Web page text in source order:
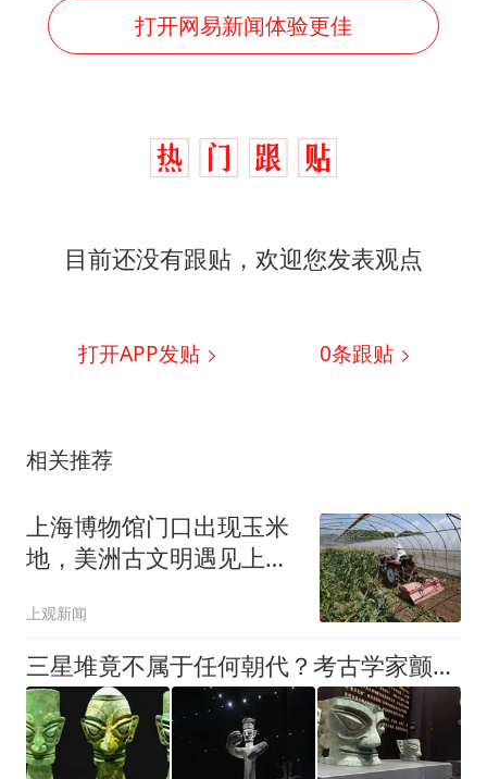
打开网易新闻体验更佳
目前还没有跟贴，欢迎您发表观点
打开APP发贴 0条跟贴
相关推荐
上海博物馆门口出现玉米
地，美洲古文明遇见上海
上观新闻
三星堆竟不属于任何朝代？考古学家颤抖：中华文明源头要改写？